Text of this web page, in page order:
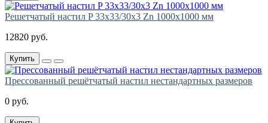
Решетчатый настил P 33х33/30х3 Zn 1000х1000 мм
12820 руб.
Купить
Прессованный решётчатый настил нестандартных размеров
0 руб.